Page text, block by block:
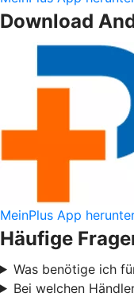
Download
MeinPlus App
Häufige
Was benötige ich
Bei welchen